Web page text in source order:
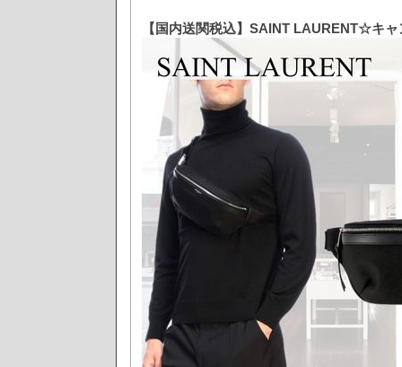
【国内送関税込】SAINT LAURENT☆キ